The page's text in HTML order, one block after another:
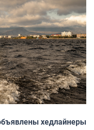
хедлайнеры